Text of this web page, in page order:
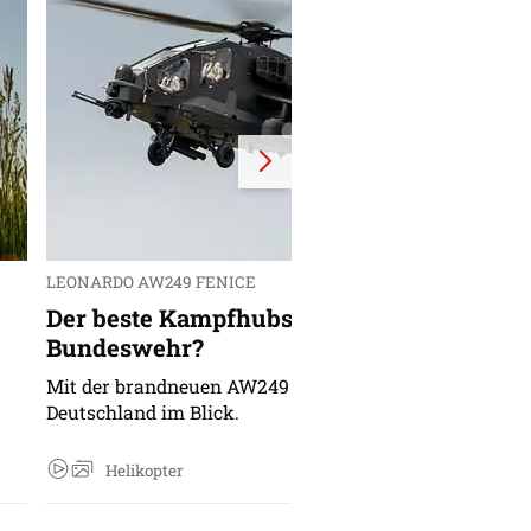
LEONARDO AW249 FENICE
Der beste Kampfhubschrauber für die
Bundeswehr?
Mit der brandneuen AW249 Fenice hat Leonardo auch
Deutschland im Blick.
Helikopter